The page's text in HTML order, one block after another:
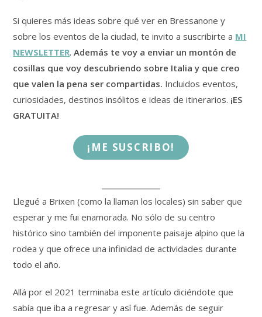
Si quieres más ideas sobre qué ver en Bressanone y
sobre los eventos de la ciudad, te invito a suscribirte a MI
NEWSLETTER.Además te voy a enviar un montón de
cosillas que voy descubriendo sobre Italia y que creo
que valen la pena ser compartidas. Incluidos eventos,
curiosidades, destinos insólitos e ideas de itinerarios. ¡ES
GRATUITA!
¡ME SUSCRIBO!
Llegué a Brixen (como la llaman los locales) sin saber que
esperar y me fui enamorada. No sólo de su centro
histórico sino también del imponente paisaje alpino que la
rodea y que ofrece una infinidad de actividades durante
todo el año.
Allá por el 2021 terminaba este artículo diciéndote que
sabía que iba a regresar y así fue. Además de seguir